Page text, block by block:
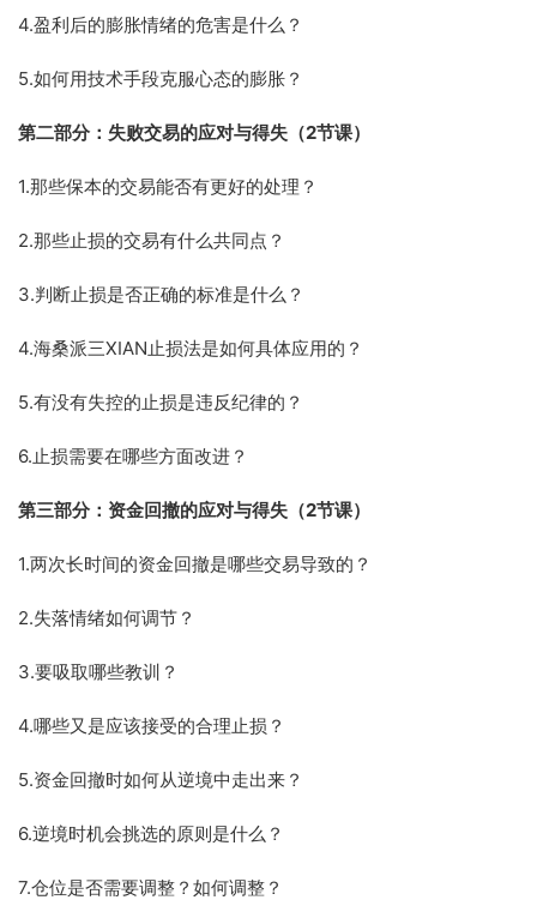
4.盈利后的膨胀情绪的危害是什么？
5.如何用技术手段克服心态的膨胀？
第二部分：失败交易的应对与得失（2节课）
1.那些保本的交易能否有更好的处理？
2.那些止损的交易有什么共同点？
3.判断止损是否正确的标准是什么？
4.海桑派三XIAN止损法是如何具体应用的？
5.有没有失控的止损是违反纪律的？
6.止损需要在哪些方面改进？
第三部分：资金回撤的应对与得失（2节课）
1.两次长时间的资金回撤是哪些交易导致的？
2.失落情绪如何调节？
3.要吸取哪些教训？
4.哪些又是应该接受的合理止损？
5.资金回撤时如何从逆境中走出来？
6.逆境时机会挑选的原则是什么？
7.仓位是否需要调整？如何调整？